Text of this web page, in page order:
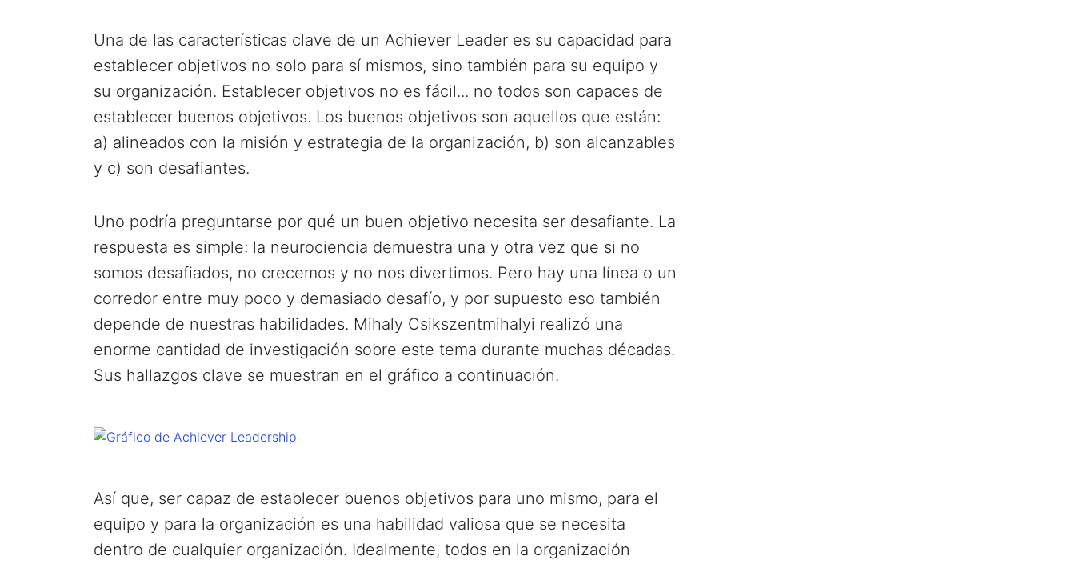
Una de las características clave de un Achiever Leader es su capacidad para
establecer objetivos no solo para sí mismos, sino también para su equipo y
su organización. Establecer objetivos no es fácil... no todos son capaces de
establecer buenos objetivos. Los buenos objetivos son aquellos que están:
a) alineados con la misión y estrategia de la organización, b) son alcanzables
y c) son desafiantes.
Uno podría preguntarse por qué un buen objetivo necesita ser desafiante. La
respuesta es simple: la neurociencia demuestra una y otra vez que si no
somos desafiados, no crecemos y no nos divertimos. Pero hay una línea o un
corredor entre muy poco y demasiado desafío, y por supuesto eso también
depende de nuestras habilidades. Mihaly Csikszentmihalyi realizó una
enorme cantidad de investigación sobre este tema durante muchas décadas.
Sus hallazgos clave se muestran en el gráfico a continuación.
Así que, ser capaz de establecer buenos objetivos para uno mismo, para el
equipo y para la organización es una habilidad valiosa que se necesita
dentro de cualquier organización. Idealmente, todos en la organización